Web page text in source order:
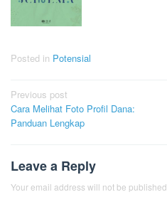
Posted in Potensial
Post
navigation
Previous post
Cara Melihat Foto Profil Dana:
Panduan Lengkap
Leave a Reply
Your email address will not be published.